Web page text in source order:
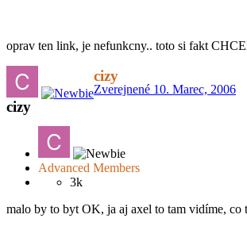
oprav ten link, je nefunkcny.. toto si fakt
cizy
Zverejnené 10. Marec, 2006
cizy
Advanced Members
3k
malo by to byt OK, ja aj axel to tam vidíme, co